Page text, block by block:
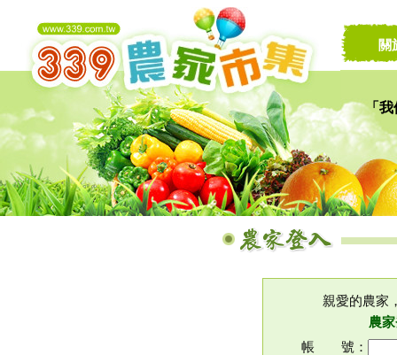
「我
讓
關
親愛的農家
農
帳 號：